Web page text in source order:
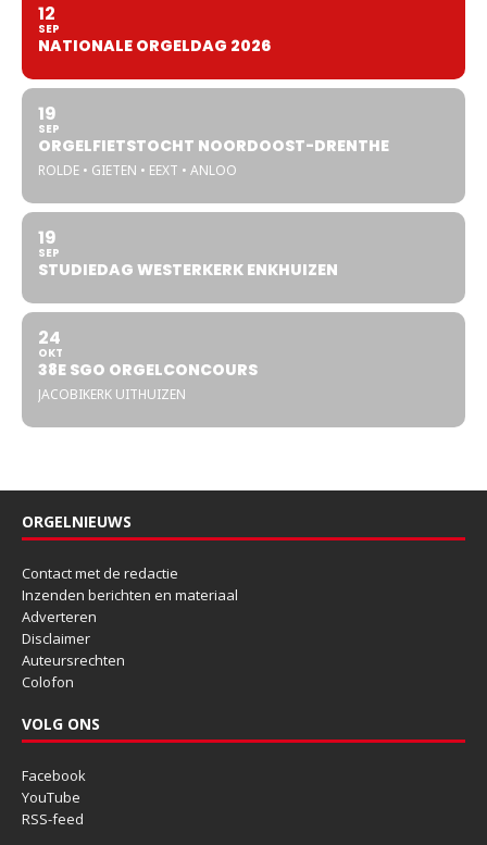
12
SEP
NATIONALE ORGELDAG 2026
19
SEP
ORGELFIETSTOCHT NOORDOOST-DRENTHE
ROLDE • GIETEN • EEXT • ANLOO
19
SEP
STUDIEDAG WESTERKERK ENKHUIZEN
24
OKT
38E SGO ORGELCONCOURS
JACOBIKERK UITHUIZEN
ORGELNIEUWS
Contact met de redactie
Inzenden berichten en materiaal
Adverteren
Disclaimer
Auteursrechten
Colofon
VOLG ONS
Facebook
YouTube
RSS-feed